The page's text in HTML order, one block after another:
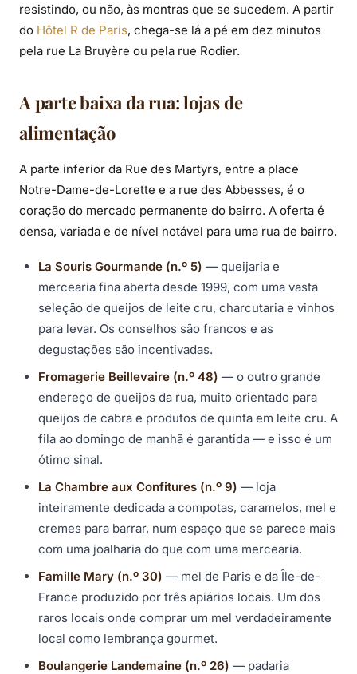
resistindo, ou não, às montras que se sucedem. A partir
do Hôtel R de Paris, chega-se lá a pé em dez minutos
pela rue La Bruyère ou pela rue Rodier.
A parte baixa da rua: lojas de
alimentação
A parte inferior da Rue des Martyrs, entre a place
Notre-Dame-de-Lorette e a rue des Abbesses, é o
coração do mercado permanente do bairro. A oferta é
densa, variada e de nível notável para uma rua de bairro.
La Souris Gourmande (n.º 5) — queijaria e
mercearia fina aberta desde 1999, com uma vasta
seleção de queijos de leite cru, charcutaria e vinhos
para levar. Os conselhos são francos e as
degustações são incentivadas.
Fromagerie Beillevaire (n.º 48) — o outro grande
endereço de queijos da rua, muito orientado para
queijos de cabra e produtos de quinta em leite cru. A
fila ao domingo de manhã é garantida — e isso é um
ótimo sinal.
La Chambre aux Confitures (n.º 9) — loja
inteiramente dedicada a compotas, caramelos, mel e
cremes para barrar, num espaço que se parece mais
com uma joalharia do que com uma mercearia.
Famille Mary (n.º 30) — mel de Paris e da Île-de-
France produzido por três apiários locais. Um dos
raros locais onde comprar um mel verdadeiramente
local como lembrança gourmet.
Boulangerie Landemaine (n.º 26) — padaria